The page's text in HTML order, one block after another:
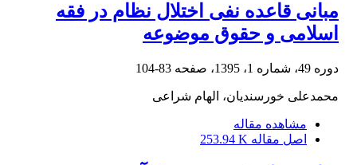
مبانی قاعده نفی اختلال نظام در فقه
اسلامی و حقوق موضوعه
دوره 49، شماره 1، 1395، صفحه 83-104
محمدعلی خورسندیان، الهام شراعی
مشاهده مقاله
اصل مقاله 253.94 K